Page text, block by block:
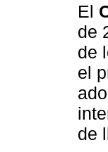
El
de
de
el
de